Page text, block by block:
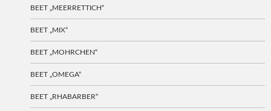
BEET „MEERRETTICH“
BEET „MIX“
BEET „MOHRCHEN“
BEET „OMEGA“
BEET „RHABARBER“